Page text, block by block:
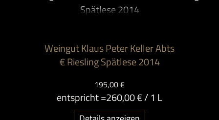
Weingut Klaus Peter Keller Abts
€ Riesling Spätlese 2014
195,00 €
entspricht =260,00 €/ 1 L